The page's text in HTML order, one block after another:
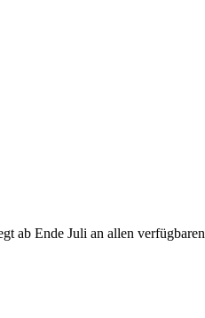
ab Ende Juli an allen verfügbaren